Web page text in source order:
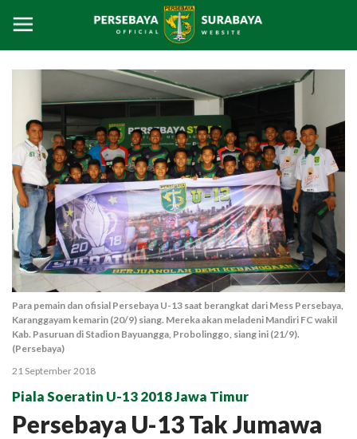
Para pemain dan ofisial Persebaya U-13 saat berangkat dari Mess Persebaya,
Karanggayam kemarin (20/9) siang. Mereka akan meladeni Mandiri FC wakil
Kab. Pasuruan di Stadion Bayuangga, Probolinggo, siang ini (21/9).
(Persebaya)
21 September 2018
Piala Soeratin U-13 2018 Jawa Timur
Persebaya U-13 Tak Jumawa